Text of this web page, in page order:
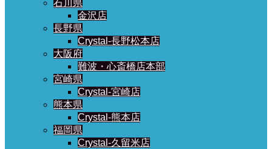
石川県
金沢店
長野県
Crystal-長野松本店
大阪府
難波・心斎橋店本部
宮崎県
Crystal-宮崎店
熊本県
Crystal-熊本店
福岡県
Crystal-久留米店